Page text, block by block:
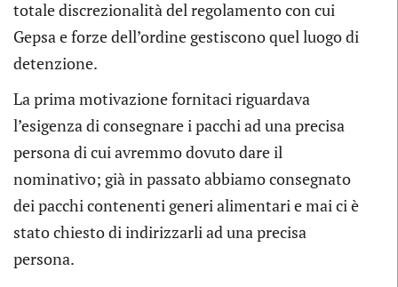
totale discrezionalità del regolamento con cui
Gepsa e forze dell’ordine gestiscono quel luogo di
detenzione.
La prima motivazione fornitaci riguardava
l’esigenza di consegnare i pacchi ad una precisa
persona di cui avremmo dovuto dare il
nominativo; già in passato abbiamo consegnato
dei pacchi contenenti generi alimentari e mai ci è
stato chiesto di indirizzarli ad una precisa
persona.